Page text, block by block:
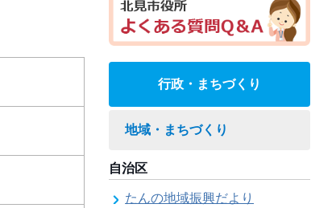
行政・まちづくり
地域・まちづくり
自治区
たんの地域振興だより